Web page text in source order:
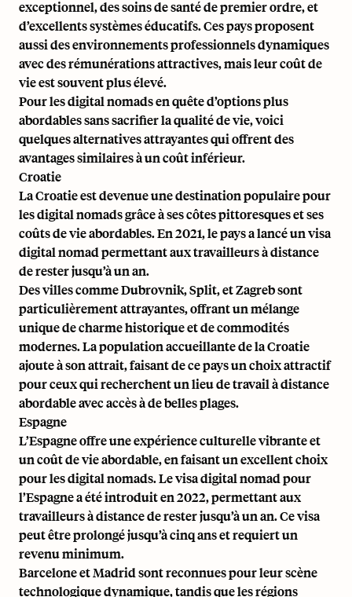
exceptionnel, des soins de santé de premier ordre, et
d’excellents systèmes éducatifs. Ces pays proposent
aussi des environnements professionnels dynamiques
avec des rémunérations attractives, mais leur coût de
vie est souvent plus élevé.
Pour les digital nomads en quête d’options plus
abordables sans sacrifier la qualité de vie, voici
quelques alternatives attrayantes qui offrent des
avantages similaires à un coût inférieur.
Croatie
La Croatieest devenue une destination populaire pour
les digital nomads grâce à ses côtes pittoresques et ses
coûts de vie abordables. En 2021, le pays a lancé un visa
digital nomad permettant aux travailleurs à distance
de rester jusqu’à un an.
Des villes comme Dubrovnik, Split, et Zagreb sont
particulièrement attrayantes, offrant un mélange
unique de charme historique et de commodités
modernes. La population accueillante de la Croatie
ajoute à son attrait, faisant de ce pays un choix attractif
pour ceux qui recherchent un lieu de travail à distance
abordable avec accès à de belles plages.
Espagne
L’Espagne offre une expérience culturelle vibrante et
un coût de vie abordable, en faisant un excellent choix
pour les digital nomads. Le visa digital nomad pour
l’Espagne a été introduit en 2022, permettant aux
travailleurs à distance de rester jusqu’à un an. Ce visa
peut être prolongé jusqu’à cinq ans et requiert un
revenu minimum.
Barcelone et Madrid sont reconnues pour leur scène
technologique dynamique, tandis que les régions